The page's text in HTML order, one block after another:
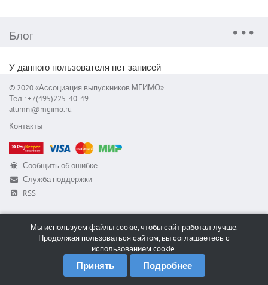
Блог
У данного пользователя нет записей
© 2020 «Ассоциация выпускников МГИМО»
Тел.: +7(495)225-40-49
alumni@mgimo.ru
Контакты
Сообщить об ошибке
Служба поддержки
RSS
Мы используем файлы cookie, чтобы сайт работал лучше.
Продолжая пользоваться сайтом, вы соглашаетесь с
использованием cookie.
Принять Подробнее